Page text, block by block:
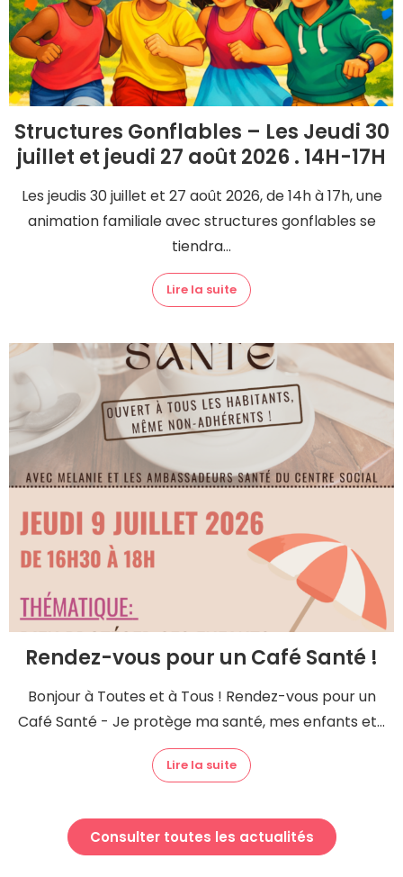
Structures Gonflables – Les Jeudi 30
juillet et jeudi 27 août 2026 . 14H-17H
Les jeudis 30 juillet et 27 août 2026, de 14h à 17h, une
animation familiale avec structures gonflables se
tiendra...
Lire la suite
Rendez-vous pour un Café Santé !
Bonjour à Toutes et à Tous ! Rendez-vous pour un
Café Santé - Je protège ma santé, mes enfants et...
Lire la suite
Consulter toutes les actualités